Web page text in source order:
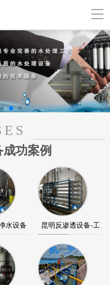
功案例
水设备
设备…
昆明反渗透设备-工
业反渗透纯水设…